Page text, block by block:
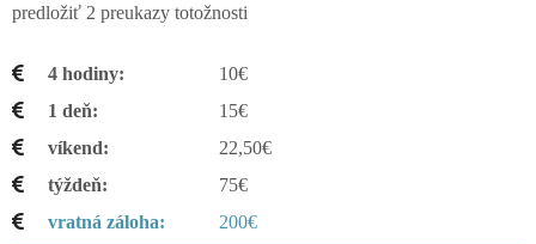
predložiť 2 preukazy totožnosti
4 hodiny
10€
1 deň
15€
víkend
22,50€
týždeň
75€
vratná záloha
200€